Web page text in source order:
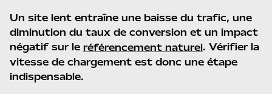
Un site lent entraîne une baisse du trafic, une
diminution du taux de conversion et un impact
négatif sur le référencement naturel. Vérifier la
vitesse de chargement est donc une étape
indispensable.